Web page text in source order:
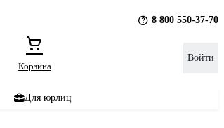
8 800 550-37-70
Корзина
Войти
Для юрлиц